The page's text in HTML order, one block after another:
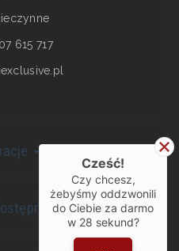
615 717
Cześć!
Czy chcesz,
żebyśmy oddzwonili
do Ciebie za darmo
w 28 sekund?